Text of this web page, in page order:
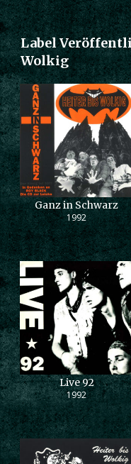
Label
Wolkig
Ganz in Schwarz
1992
Live 92
1992